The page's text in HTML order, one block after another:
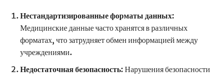
Нестандартизированные форматы данных:
Медицинские данные часто хранятся в различных
форматах, что затрудняет обмен информацией между
учреждениями.
Недостаточная безопасность: Нарушения безопасности